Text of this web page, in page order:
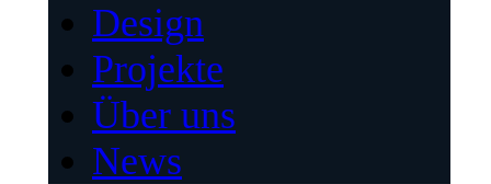
Design
Projekte
Über uns
News